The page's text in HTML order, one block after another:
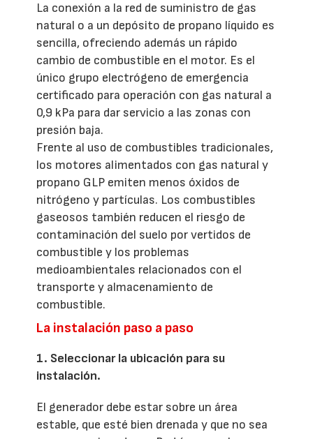
La conexión a la red de suministro de gas
natural o a un depósito de propano líquido es
sencilla, ofreciendo además un rápido
cambio de combustible en el motor. Es el
único grupo electrógeno de emergencia
certificado para operación con gas natural a
0,9 kPa para dar servicio a las zonas con
presión baja.
Frente al uso de combustibles tradicionales,
los motores alimentados con gas natural y
propano GLP emiten menos óxidos de
nitrógeno y partículas. Los combustibles
gaseosos también reducen el riesgo de
contaminación del suelo por vertidos de
combustible y los problemas
medioambientales relacionados con el
transporte y almacenamiento de
combustible.
La instalación paso a paso
1. Seleccionar la ubicación para su
instalación.
El generador debe estar sobre un área
estable, que esté bien drenada y que no sea